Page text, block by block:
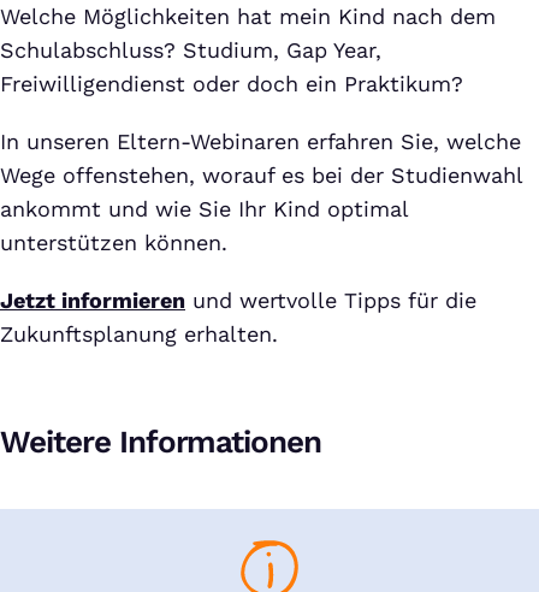
Welche Möglichkeiten hat mein Kind nach dem
Schulabschluss? Studium, Gap Year,
Freiwilligendienst oder doch ein Praktikum?
In unseren Eltern-Webinaren erfahren Sie, welche
Wege offenstehen, worauf es bei der Studienwahl
ankommt und wie Sie Ihr Kind optimal
unterstützen können.
Jetzt informieren und wertvolle Tipps für die
Zukunftsplanung erhalten.
Weitere Informationen